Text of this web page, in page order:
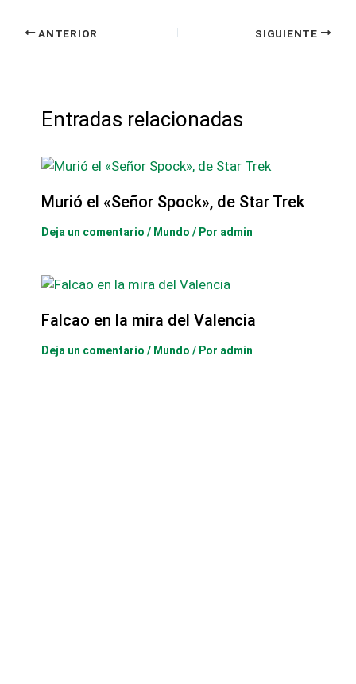
ANTERIOR SIGUIENTE
Entradas relacionadas
Murió el «Señor Spock», de Star Trek
Deja un comentario / Mundo / Por admin
Falcao en la mira del Valencia
Deja un comentario / Mundo / Por admin